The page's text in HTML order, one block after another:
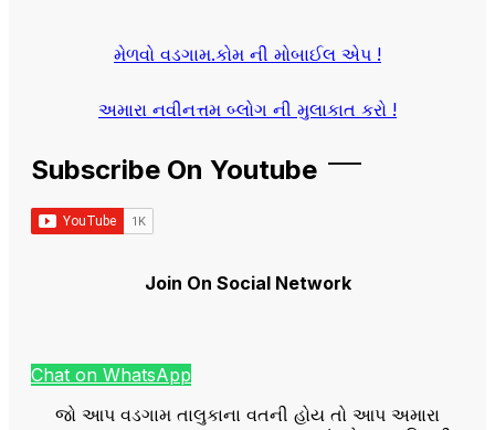
મેળવો વડગામ.કોમ ની મોબાઈલ એપ !
અમારા નવીનત્તમ બ્લોગ ની મુલાકાત કરો !
Subscribe On Youtube
Join On Social Network
Chat on WhatsApp
જો આપ વડગામ તાલુકાના વતની હોય તો આપ અમારા